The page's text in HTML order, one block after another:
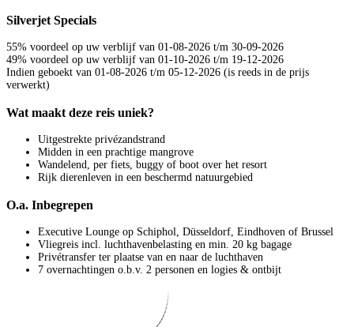
Silverjet Specials
55% voordeel op uw verblijf van 01-08-2026 t/m 30-09-2026
49% voordeel op uw verblijf van 01-10-2026 t/m 19-12-2026
Indien geboekt van 01-08-2026 t/m 05-12-2026 (is reeds in de prijs
verwerkt)
Wat maakt deze reis uniek?
Uitgestrekte privézandstrand
Midden in een prachtige mangrove
Wandelend, per fiets, buggy of boot over het resort
Rijk dierenleven in een beschermd natuurgebied
O.a. Inbegrepen
Executive Lounge op Schiphol, Düsseldorf, Eindhoven of Brussel
Vliegreis incl. luchthavenbelasting en min. 20 kg bagage
Privétransfer ter plaatse van en naar de luchthaven
7 overnachtingen o.b.v. 2 personen en logies & ontbijt